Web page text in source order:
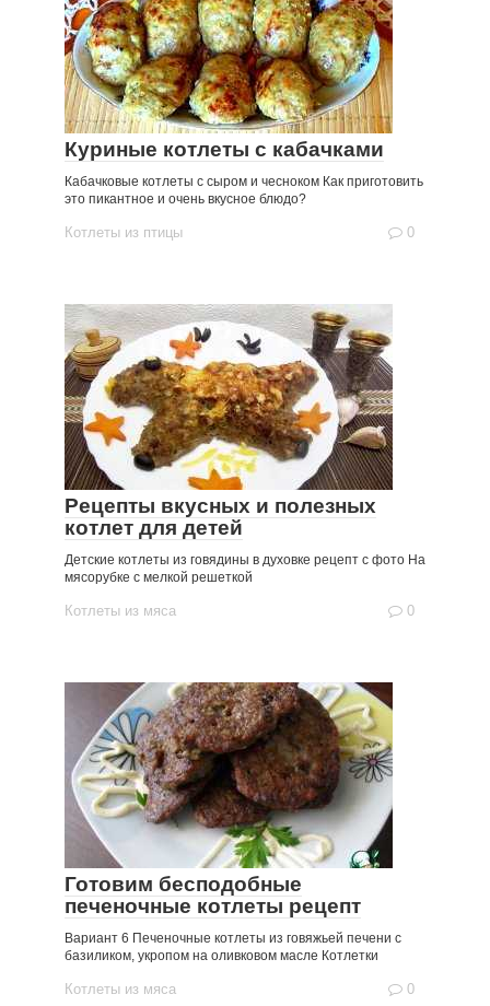
Куриные котлеты с кабачками
Кабачковые котлеты с сыром и чесноком Как приготовить
это пикантное и очень вкусное блюдо?
Котлеты из птицы 0
Рецепты вкусных и полезных
котлет для детей
Детские котлеты из говядины в духовке рецепт с фото На
мясорубке с мелкой решеткой
Котлеты из мяса 0
Готовим бесподобные
печеночные котлеты рецепт
Вариант 6 Печеночные котлеты из говяжьей печени с
базиликом, укропом на оливковом масле Котлетки
Котлеты из мяса 0